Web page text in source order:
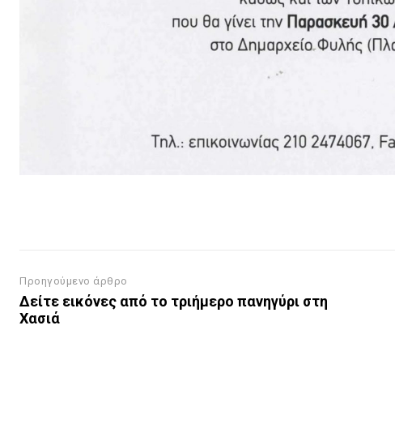
Προηγούμενο άρθρο
Δείτε εικόνες από το τριήμερο πανηγύρι στη
Χασιά